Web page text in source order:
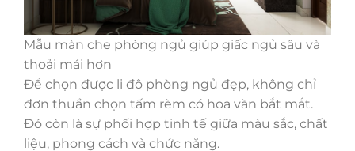
Mẫu màn che phòng ngủ giúp giấc ngủ sâu và
thoải mái hơn
Để chọn được li đô phòng ngủ đẹp, không chỉ
đơn thuần chọn tấm rèm có hoa văn bắt mắt.
Đó còn là sự phối hợp tinh tế giữa màu sắc, chất
liệu, phong cách và chức năng.